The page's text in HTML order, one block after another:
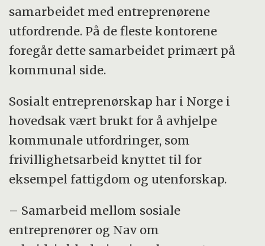
samarbeidet med entreprenørene
utfordrende. På de fleste kontorene
foregår dette samarbeidet primært på
kommunal side.
Sosialt entreprenørskap har i Norge i
hovedsak vært brukt for å avhjelpe
kommunale utfordringer, som
frivillighetsarbeid knyttet til for
eksempel fattigdom og utenforskap.
– Samarbeid mellom sosiale
entreprenører og Nav om